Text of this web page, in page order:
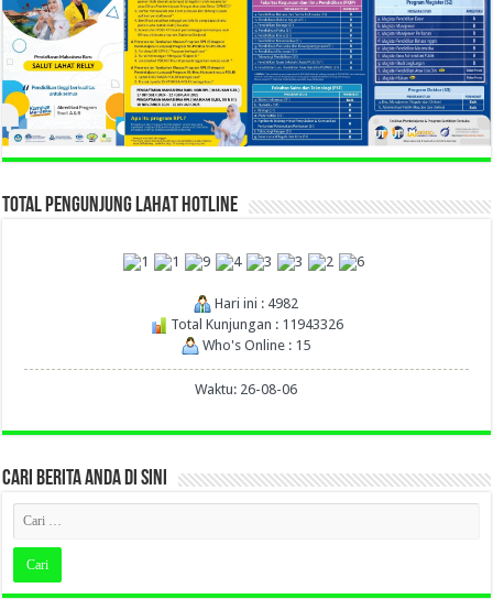
TOTAL PENGUNJUNG LAHAT HOTLINE
Hari ini : 4982
Total Kunjungan : 11943326
Who's Online : 15
Waktu: 26-08-06
CARI BERITA ANDA DI SINI